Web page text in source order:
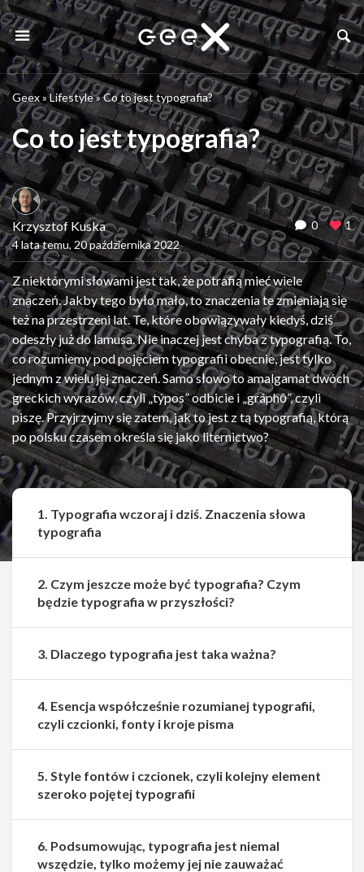
Geex»Lifestyle»Co to jest typografia?
Co to jest typografia?
Krzysztof Kuska
4 lata temu, 20 października 2022
0 1
Z niektórymi słowami jest tak, że potrafią mieć wiele
znaczeń. Jakby tego było mało, to znaczenia te zmieniają się
też na przestrzeni lat. Te, które obowiązywały kiedyś, dziś
odeszły już do lamusa. Nie inaczej jest chyba z typografią. To,
co rozumiemy pod pojęciem typografii obecnie, jest tylko
jednym z wielu jej znaczeń. Samo słowo to amalgamat dwóch
greckich wyrazów, czyli „týpos” odbicie i „gráphō”, czyli
piszę. Przyjrzyjmy się zatem, jak to jest z tą typografią, którą
po polsku czasem określa się jako liternictwo?
Udostępnij Udostępnij
1. Typografia wczoraj i dziś. Znaczenia słowa
typografia
2. Czym jeszcze może być typografia? Czym
będzie typografia w przyszłości?
3. Dlaczego typografia jest taka ważna?
4. Esencja współcześnie rozumianej typografii,
czyli czcionki, fonty i kroje pisma
5. Style fontów i czcionek, czyli kolejny element
szeroko pojętej typografii
6. Podsumowując, typografia jest niemal
wszędzie, tylko możemy jej nie zauważać